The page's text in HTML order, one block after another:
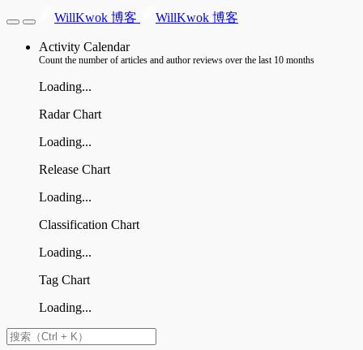
WillKwok 博客 WillKwok 博客
Activity Calendar
Count the number of articles and author reviews over the last 10 months
Loading...
Radar Chart
Loading...
Release Chart
Loading...
Classification Chart
Loading...
Tag Chart
Loading...